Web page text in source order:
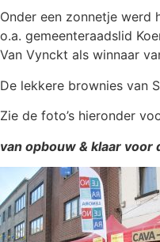
Onder een zonnetje werd
o.a. gemeenteraadslid
Van Vynckt als winnaar
De lekkere brownies van
Zie de foto’s hieronder
van opbouw & klaar voor